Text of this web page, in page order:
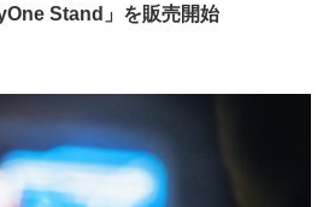
Stand」を販売開始